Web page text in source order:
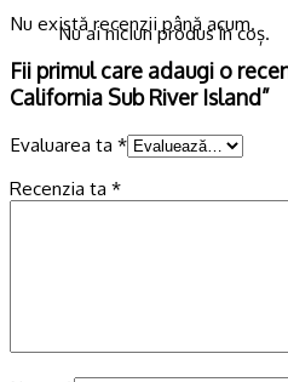
Nu ai niciun produs în coș.
Nu există recenzii până acum.
Fii primul care adaugi o
California Sub River Island”
Evaluarea ta *
Recenzia ta *